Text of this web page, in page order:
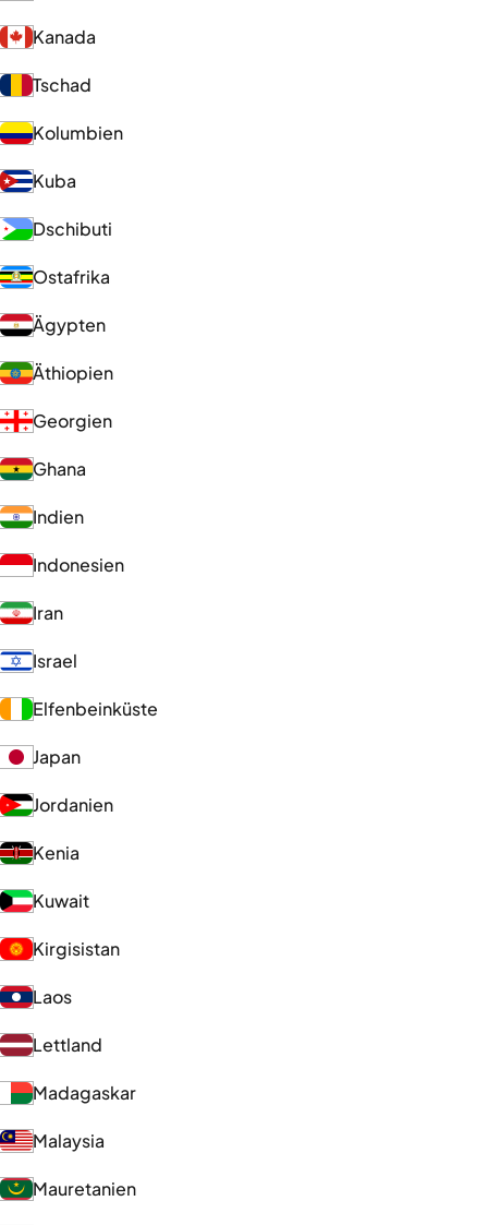
Kanada
Tschad
Kolumbien
Kuba
Dschibuti
Ostafrika
Ägypten
Äthiopien
Georgien
Ghana
Indien
Indonesien
Iran
Israel
Elfenbeinküste
Japan
Jordanien
Kenia
Kuwait
Kirgisistan
Laos
Lettland
Madagaskar
Malaysia
Mauretanien